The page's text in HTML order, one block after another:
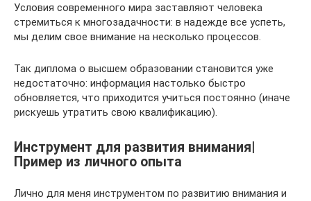
Условия современного мира заставляют человека
стремиться к многозадачности: в надежде все успеть,
мы делим свое внимание на несколько процессов.
Так диплома о высшем образовании становится уже
недостаточно: информация настолько быстро
обновляется, что приходится учиться постоянно (иначе
рискуешь утратить свою квалификацию).
Инструмент для развития внимания|
Пример из личного опыта
Лично для меня инструментом по развитию внимания и